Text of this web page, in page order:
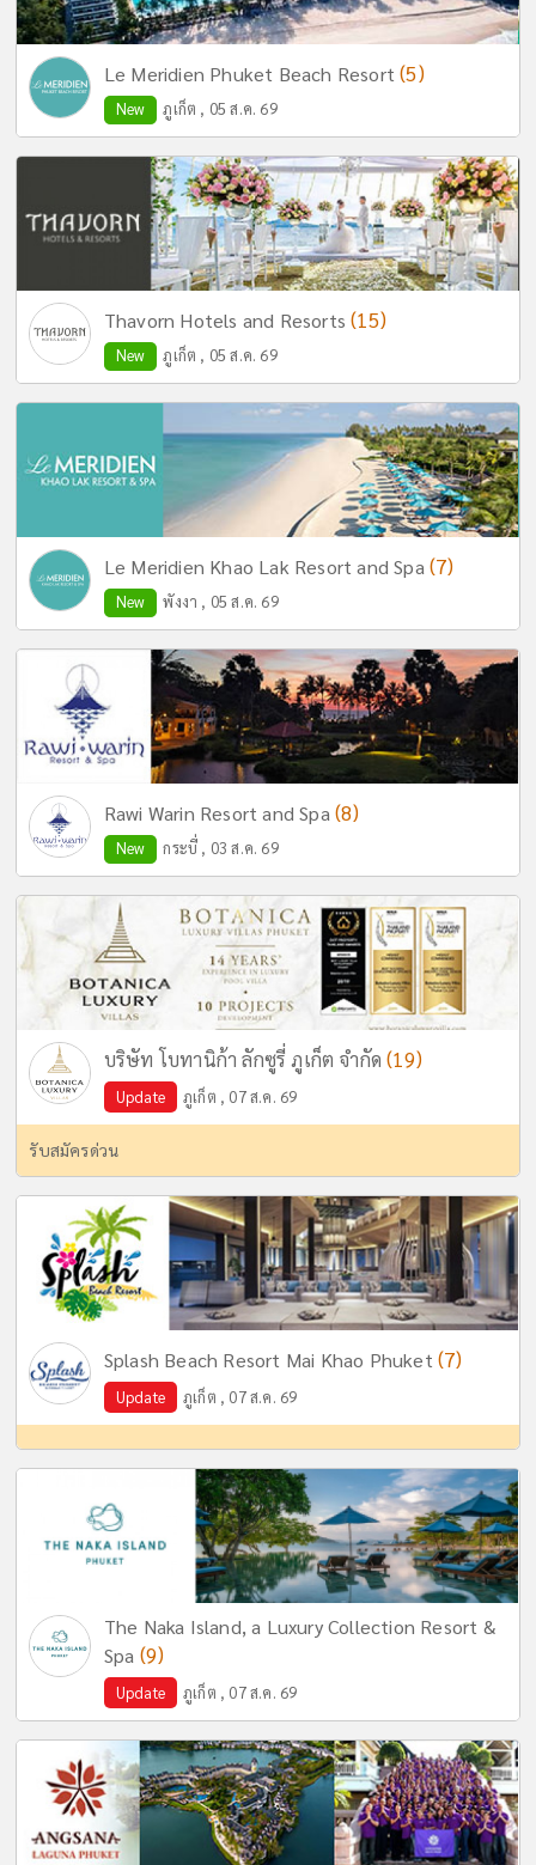
Le Meridien Phuket Beach Resort(5)
New ภูเก็ต , 05 ส.ค. 69
Thavorn Hotels and Resorts(15)
New ภูเก็ต , 05 ส.ค. 69
Le Meridien Khao Lak Resort and Spa (7)
New พังงา , 05 ส.ค. 69
Rawi Warin Resort and Spa (8)
New กระบี่ , 03 ส.ค. 69
บริษัท โบทานิก้า ลักซูรี่ ภูเก็ต จำกัด(19)
Update ภูเก็ต , 07 ส.ค. 69
รับสมัครด่วน
Splash Beach Resort Mai Khao Phuket (7)
Update ภูเก็ต , 07 ส.ค. 69
The Naka Island, a Luxury Collection Resort &
Spa (9)
Update ภูเก็ต , 07 ส.ค. 69